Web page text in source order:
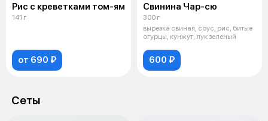
Рис с креветками том-ям
141 г
от 690 ₽
Свинина Чар-сю
300 г
вырезка свиная, соус, рис, битые
огурцы, кунжут, лук зеленый
600 ₽
Сеты